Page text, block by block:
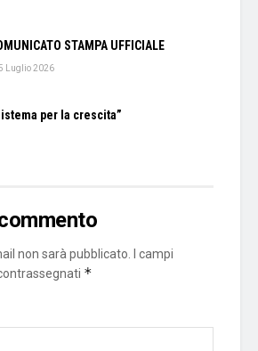
STAMPA UFFICIALE
Luglio 2026
per la crescita”
non sarà pubblicato.
I campi
*